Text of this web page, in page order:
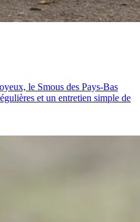
le Smous des Pays-Bas
et un entretien simple de